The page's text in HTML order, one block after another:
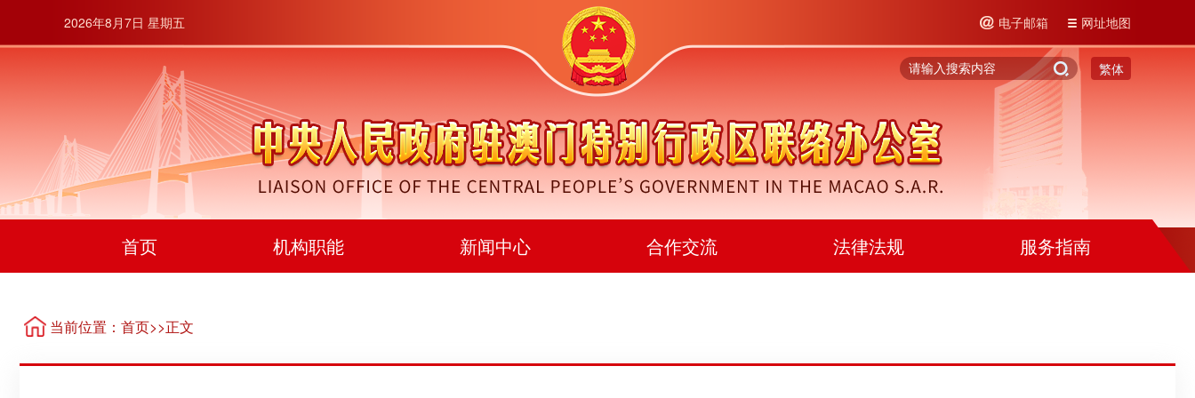
2026年8月7日 星期五 电子邮箱 网址地图
繁体
首页 机构职能 新闻中心 合作交流 法律法规 服务指南
当前位置： 首页>>正文